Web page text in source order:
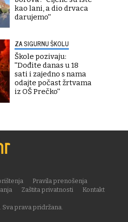
kao lani, a dio drvaca
darujemo''
ZA SIGURNU ŠKOLU
Škole pozivaju:
''Dođite danas u 18
sati i zajedno s nama
odajte počast žrtvama
iz OŠ Prečko''
prava pridržana.
Pravila prenošenja
Zaštita privatnosti
Kontakt